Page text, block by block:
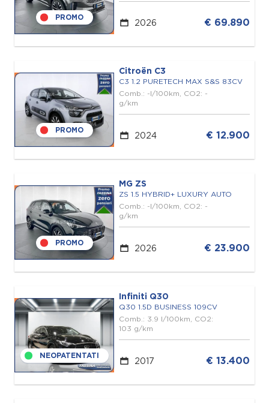
PROMO
2026 € 69.890
PROMO
Citroën C3
C3 1.2 PURETECH MAX S&S 83CV
Comb.: -l/100km, CO2: -
g/km
2024 € 12.900
PROMO
MG ZS
ZS 1.5 HYBRID+ LUXURY AUTO
Comb.: -l/100km, CO2: -
g/km
2026 € 23.900
NEOPATENTATI
Infiniti Q30
Q30 1.5D BUSINESS 109CV
Comb.: 3.9 l/100km, CO2:
103 g/km
2017 € 13.400